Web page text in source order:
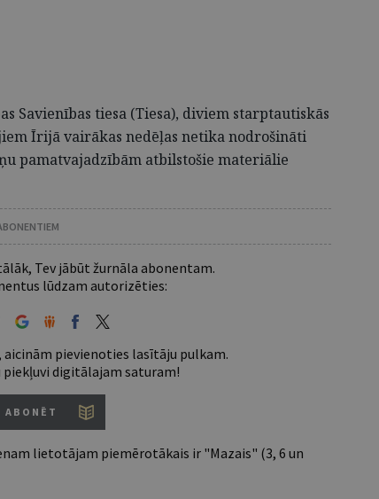
Savienības tiesa (Tiesa), diviem starptautiskās
Īrijā vairākas nedēļas netika nodrošināti
pamatvajadzībām atbilstošie materiālie
Tev jābūt žurnāla abonentam.
lūdzam autorizēties:
aicinām pievienoties lasītāju pulkam.
digitālajam saturam!
ABONĒT
lietotājam piemērotākais ir "Mazais" (3, 6 un